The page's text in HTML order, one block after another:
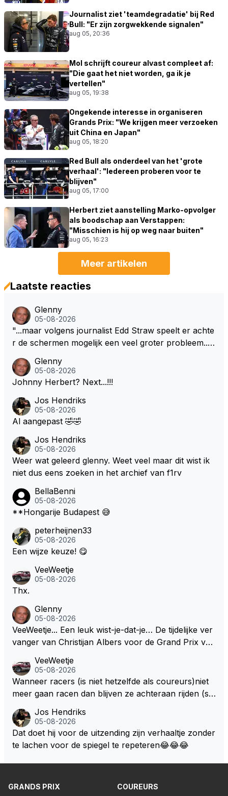
Journalist ziet 'teamdegradatie' bij Red
Bull: "Er zijn zorgwekkende signalen"
aug 05, 20:36
Mol schrijft coureur alvast compleet af:
"Die gaat het niet worden, ga ik je
vertellen"
aug 05, 19:38
Ongekende interesse in organiseren
Grands Prix: "We krijgen meer verzoeken
uit China en Japan"
aug 05, 18:20
Red Bull als onderdeel van het 'grote
verhaal': "Iedereen proberen voor te
blijven"
aug 05, 17:00
Herbert ziet aanstelling Marko-opvolger
als boodschap aan Verstappen:
"Misschien is hij op weg naar buiten"
aug 05, 16:23
Meer artikelen
Laatste reacties
Glenny
05-08-2026
"...maar volgens journalist Edd Straw speelt er achte
r de schermen mogelijk een veel groter probleem..."
Glenny
05-08-2026
Johnny Herbert? Next...!!!
Jos Hendriks
05-08-2026
Al aangepast 🤣🤣
Jos Hendriks
05-08-2026
Weer wat geleerd glenny. Weet veel maar dit wist ik
niet dus eens zoeken in het archief van f1rv
BellaBenni
05-08-2026
**Hongarije Budapest 😅
peterheijnen33
05-08-2026
Een wijze keuze! 😋
VeeWeetje
05-08-2026
Thx.
Glenny
05-08-2026
VeeWeetje... Een leuk wist-je-dat-je… De tijdelijke ver
vanger van Christijan Albers voor de Grand Prix van
rkus Winkelhock. Vanaf de race daarna werd het st
oeltje definitief overgenomen door Sakon Yamamot
o. Na 2 rondes gokte Markus Winkelhock goed (hij k
Dat was ook de enige keer dat een Spyker ooit aan
kop reed. Toen de rest van het veld ook regenband
en had, werd hij helaas aan alle kanten door iederee
n achterhaald. Hij moest later opgeven vanwege een
technisch mankement. Het was ook de enige keer d
eed; hij vertrok daarna...
VeeWeetje
05-08-2026
Wanneer racers (is niet hetzelfde als coureurs)niet
meer gaan racen dan blijven ze achteraan rijden (so
analisten bij een vaag omroepbedrijf.
Jos Hendriks
05-08-2026
Dat doet hij voor de uitzending zijn verhaaltje zonder
te lachen voor de spiegel te repeteren😂😂😂
GRANDS PRIX
COUREURS